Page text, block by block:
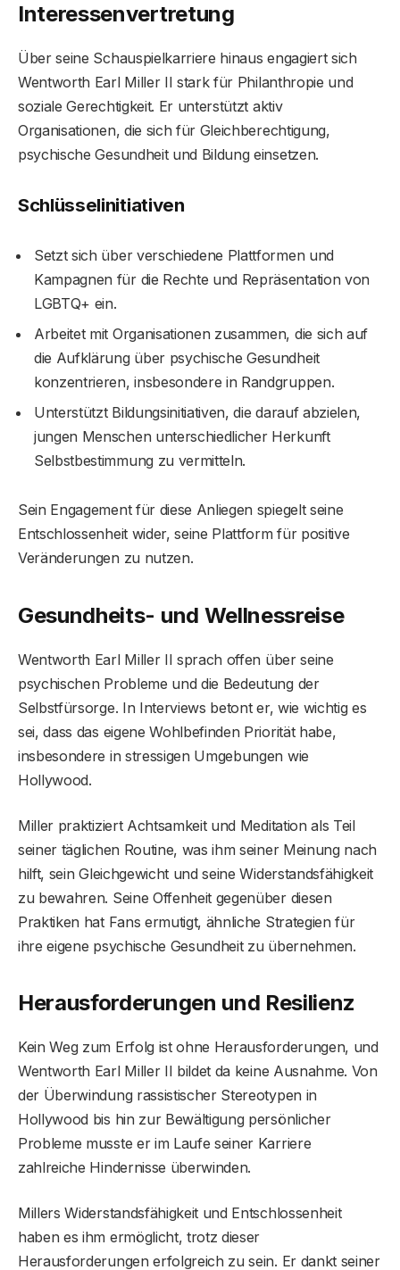
Interessenvertretung
Über seine Schauspielkarriere hinaus engagiert sich
Wentworth Earl Miller II stark für Philanthropie und
soziale Gerechtigkeit. Er unterstützt aktiv
Organisationen, die sich für Gleichberechtigung,
psychische Gesundheit und Bildung einsetzen.
Schlüsselinitiativen
Setzt sich über verschiedene Plattformen und
Kampagnen für die Rechte und Repräsentation von
LGBTQ+ ein.
Arbeitet mit Organisationen zusammen, die sich auf
die Aufklärung über psychische Gesundheit
konzentrieren, insbesondere in Randgruppen.
Unterstützt Bildungsinitiativen, die darauf abzielen,
jungen Menschen unterschiedlicher Herkunft
Selbstbestimmung zu vermitteln.
Sein Engagement für diese Anliegen spiegelt seine
Entschlossenheit wider, seine Plattform für positive
Veränderungen zu nutzen.
Gesundheits- und Wellnessreise
Wentworth Earl Miller II sprach offen über seine
psychischen Probleme und die Bedeutung der
Selbstfürsorge. In Interviews betont er, wie wichtig es
sei, dass das eigene Wohlbefinden Priorität habe,
insbesondere in stressigen Umgebungen wie
Hollywood.
Miller praktiziert Achtsamkeit und Meditation als Teil
seiner täglichen Routine, was ihm seiner Meinung nach
hilft, sein Gleichgewicht und seine Widerstandsfähigkeit
zu bewahren. Seine Offenheit gegenüber diesen
Praktiken hat Fans ermutigt, ähnliche Strategien für
ihre eigene psychische Gesundheit zu übernehmen.
Herausforderungen und Resilienz
Kein Weg zum Erfolg ist ohne Herausforderungen, und
Wentworth Earl Miller II bildet da keine Ausnahme. Von
der Überwindung rassistischer Stereotypen in
Hollywood bis hin zur Bewältigung persönlicher
Probleme musste er im Laufe seiner Karriere
zahlreiche Hindernisse überwinden.
Millers Widerstandsfähigkeit und Entschlossenheit
haben es ihm ermöglicht, trotz dieser
Herausforderungen erfolgreich zu sein. Er dankt seiner